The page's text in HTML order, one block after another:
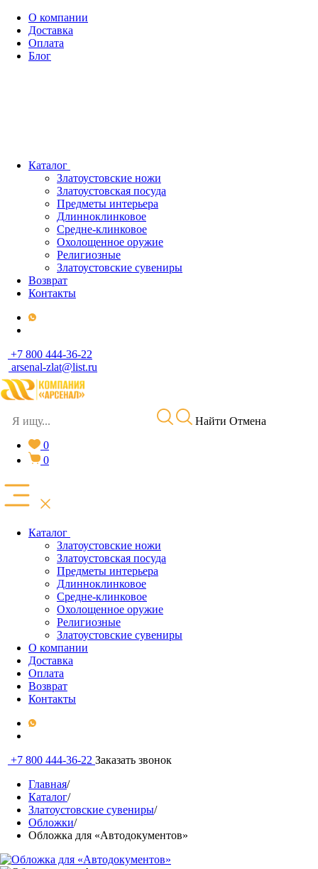
О компании
Доставка
Оплата
Блог
Каталог
Златоустовские ножи
Златоустовская посуда
Предметы интерьера
Длинноклинковое
Средне-клинковое
Охолощенное оружие
Религиозные
Златоустовские сувениры
Возврат
Контакты
+7 800 444-36-22
arsenal-zlat@list.ru
Найти Отмена
0
0
Каталог
Златоустовские ножи
Златоустовская посуда
Предметы интерьера
Длинноклинковое
Средне-клинковое
Охолощенное оружие
Религиозные
Златоустовские сувениры
О компании
Доставка
Оплата
Возврат
Контакты
+7 800 444-36-22 Заказать звонок
Главная/
Каталог/
Златоустовские сувениры/
Обложки/
Обложка для «Автодокументов»